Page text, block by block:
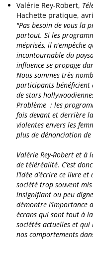
Valérie Rey-Robert,
Hachette pratique,
"Pas besoin de vous la
partout. Si les
méprisés, il n’empêche
incontournable du
influence se propage
Nous sommes très
participants bénéficient
de stars
Problème : les
fois devant et derrière
violentes envers les
plus de dénonciation
Valérie Rey-Robert et
de téléréalité. C’est
l’idée d’écrire ce livre
société trop souvent
insignifiant ou peu
démontre l’importance
écrans qui sont tout à
sociétés actuelles et
nos comportements